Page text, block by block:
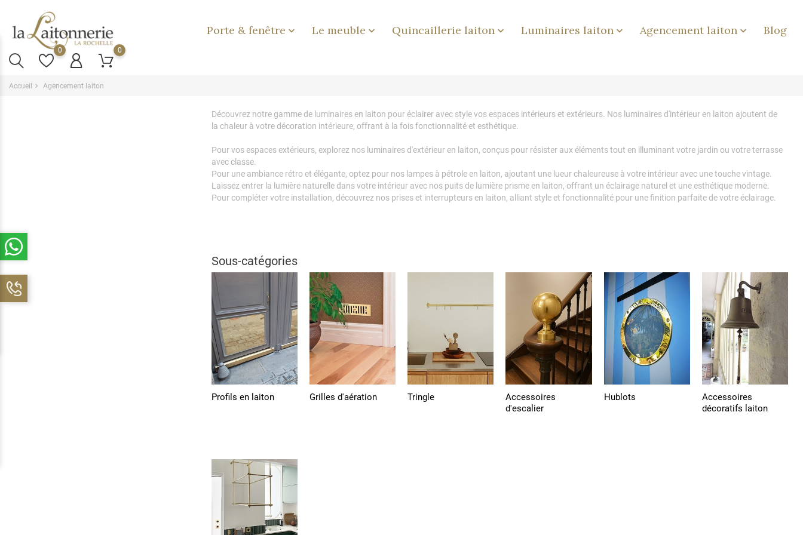
Porte & fenêtre  Le meuble  Quincaillerie laiton  Luminaires laiton  Agencement laiton  Blog
0 0
Accueil Agencement laiton
Découvrez notre gamme de luminaires en laiton pour éclairer avec style vos espaces intérieurs et extérieurs. Nos luminaires d'intérieur en laiton ajoutent de
la chaleur à votre décoration intérieure, offrant à la fois fonctionnalité et esthétique.
Pour vos espaces extérieurs, explorez nos luminaires d'extérieur en laiton, conçus pour résister aux éléments tout en illuminant votre jardin ou votre terrasse
avec classe.
Pour une ambiance rétro et élégante, optez pour nos lampes à pétrole en laiton, ajoutant une lueur chaleureuse à votre intérieur avec une touche vintage.
Laissez entrer la lumière naturelle dans votre intérieur avec nos puits de lumière prisme en laiton, offrant un éclairage naturel et une esthétique moderne.
Pour compléter votre installation, découvrez nos prises et interrupteurs en laiton, alliant style et fonctionnalité pour une finition parfaite de votre éclairage.
Sous-catégories
Profils en laiton Grilles d'aération Tringle
Accessoires
d'escalier
Hublots
Accessoires
décoratifs laiton